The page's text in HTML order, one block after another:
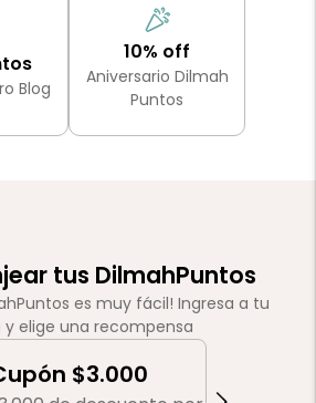
Blog
10% off
Aniversario Dilmah
Puntos
tus DilmahPuntos
es muy fácil! Ingresa a tu
elige una recompensa
$3.000